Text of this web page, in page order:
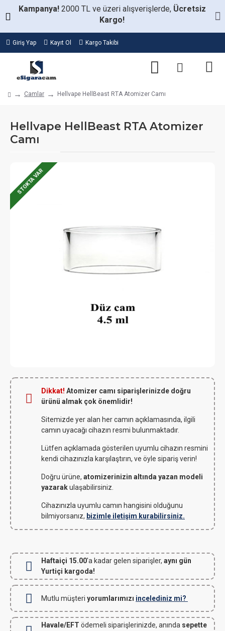
Kampanya! 2000 TL ve üzeri alışverişlerde, Ücretsiz
Kargo!
Giriş Yap Kayıt Ol Kargo Takibi
Camlar Hellvape HellBeast RTA Atomizer Camı
Hellvape HellBeast RTA Atomizer
Camı
STOKTA VAR
Dikkat! Atomizer camı siparişlerinizde doğru
ürünü almak çok önemlidir!
Sitemizde yer alan her camın açıklamasında, ilgili
camın uyacağı cihazın resmi bulunmaktadır.
Lütfen açıklamada gösterilen uyumlu cihazın resmini
kendi cihazınızla karşılaştırın, ve öyle sipariş verin!
Doğru ürüne, atomizerinizin altında yazan modeli
yazarakulaşabilirsiniz.
Cihazınızla uyumlu camın hangisini olduğunu
bilmiyorsanız, bizimle iletişim kurabilirsiniz.
Haftaiçi 15.00'a kadar gelen siparişler, aynı gün
Yurtiçi kargoda!
Mutlu müşteri yorumlarımızı incelediniz mi?
Havale/EFT ödemeli siparişlerinizde, anında sepette